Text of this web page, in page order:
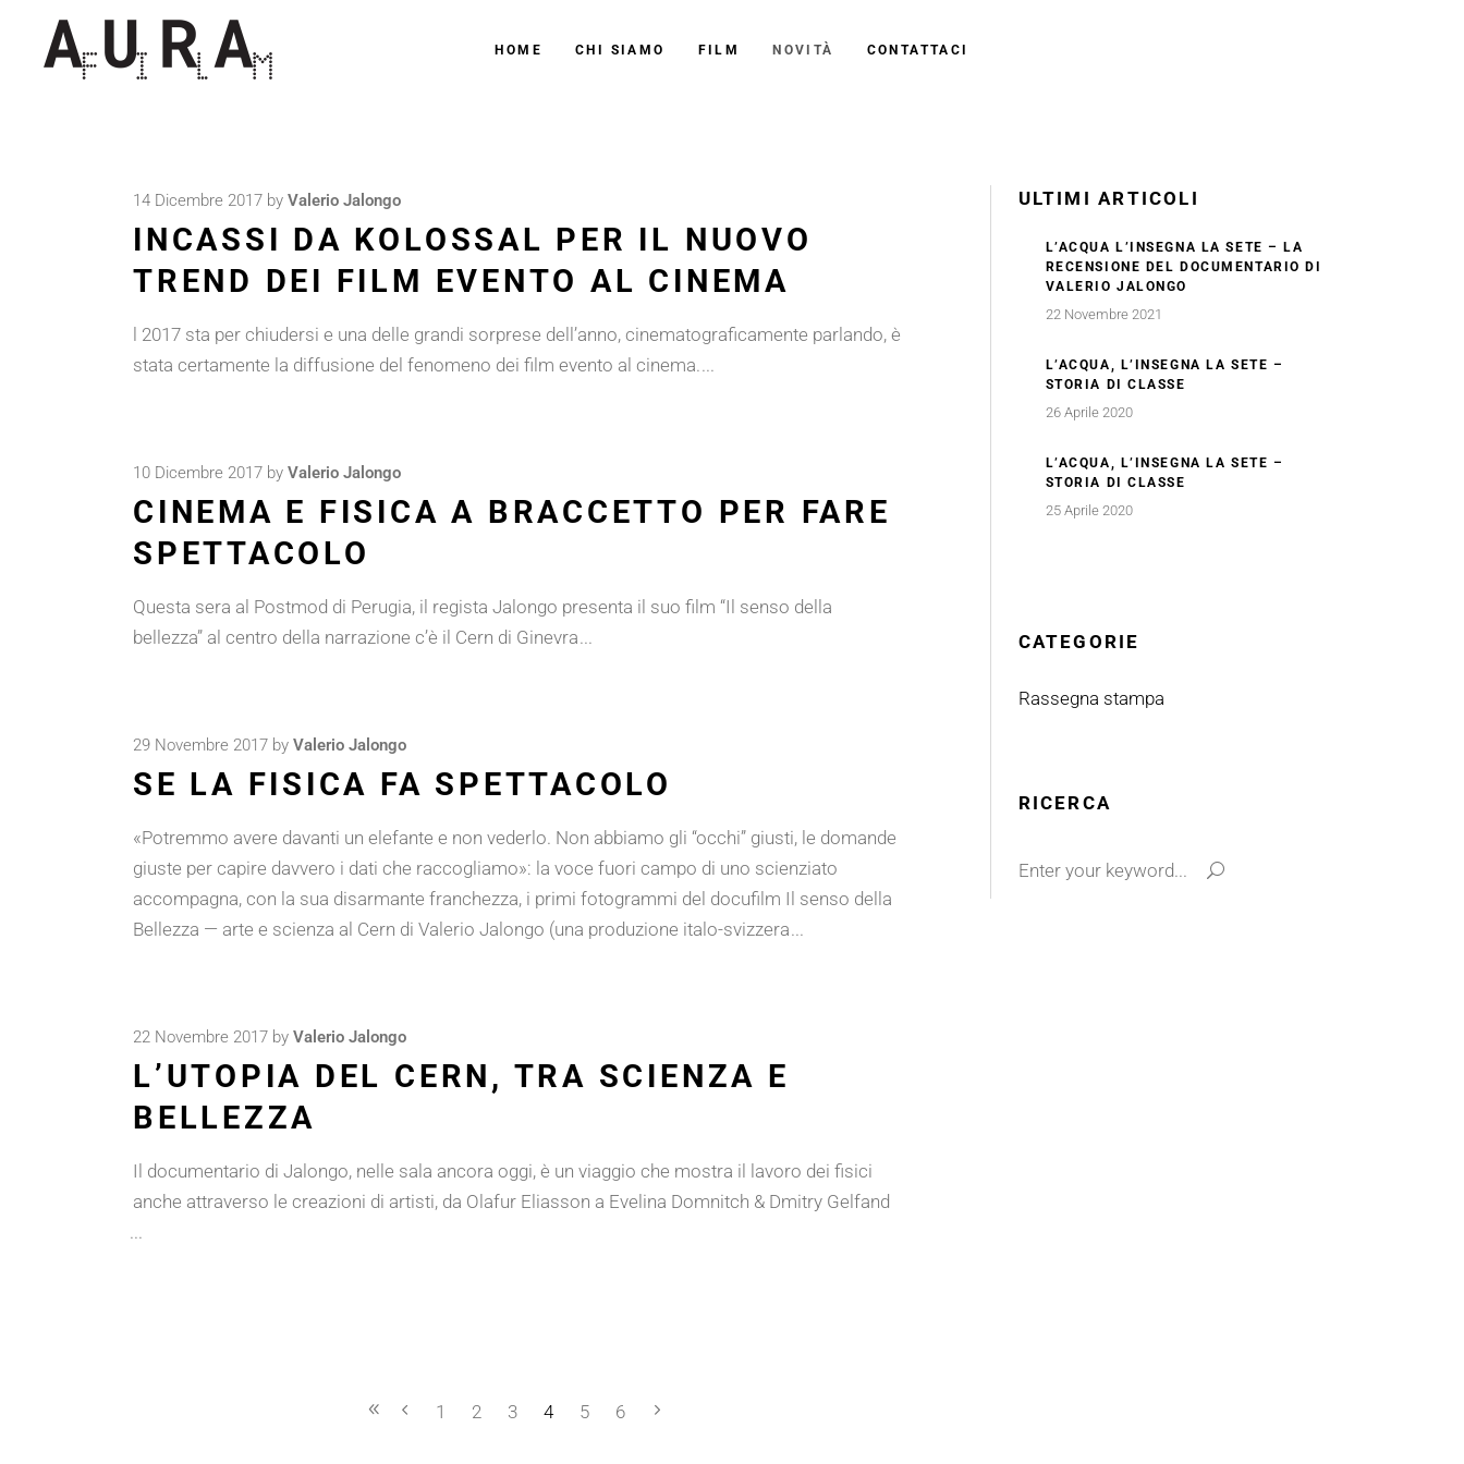
HOME CHI SIAMO FILM NOVITÀ CONTATTACI
14 Dicembre 2017 by Valerio Jalongo
INCASSI DA KOLOSSAL PER IL NUOVO
TREND DEI FILM EVENTO AL CINEMA
l 2017 sta per chiudersi e una delle grandi sorprese dell’anno, cinematograficamente parlando, è
stata certamente la diffusione del fenomeno dei film evento al cinema.
10 Dicembre 2017 by Valerio Jalongo
CINEMA E FISICA A BRACCETTO PER FARE
SPETTACOLO
Questa sera al Postmod di Perugia, il regista Jalongo presenta il suo film “Il senso della
bellezza” al centro della narrazione c’è il Cern di Ginevra
29 Novembre 2017 by Valerio Jalongo
SE LA FISICA FA SPETTACOLO
«Potremmo avere davanti un elefante e non vederlo. Non abbiamo gli “occhi” giusti, le domande
giuste per capire davvero i dati che raccogliamo»: la voce fuori campo di uno scienziato
accompagna, con la sua disarmante franchezza, i primi fotogrammi del docufilm Il senso della
Bellezza — arte e scienza al Cern di Valerio Jalongo (una produzione italo-svizzera
22 Novembre 2017 by Valerio Jalongo
L’UTOPIA DEL CERN, TRA SCIENZA E
BELLEZZA
Il documentario di Jalongo, nelle sala ancora oggi, è un viaggio che mostra il lavoro dei fisici
anche attraverso le creazioni di artisti, da Olafur Eliasson a Evelina Domnitch & Dmitry Gelfand
1 2 3 4 5 6
ULTIMI ARTICOLI
L’ACQUA L’INSEGNA LA SETE – LA
RECENSIONE DEL DOCUMENTARIO DI
VALERIO JALONGO
22 Novembre 2021
L’ACQUA, L’INSEGNA LA SETE –
STORIA DI CLASSE
26 Aprile 2020
L’ACQUA, L’INSEGNA LA SETE –
STORIA DI CLASSE
25 Aprile 2020
CATEGORIE
Rassegna stampa
RICERCA